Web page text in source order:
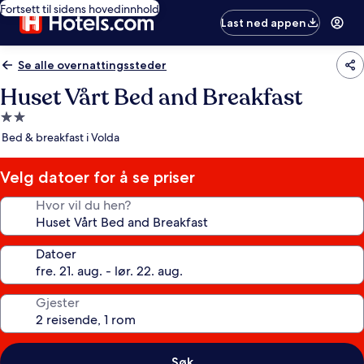
Fortsett til sidens hovedinnhold
Last ned appen
Se alle overnattingssteder
Huset Vårt Bed and Breakfast
Overnattingssted
med
stjerner
Bed & breakfast i Volda
Velg datoer for å se priser
Hvor vil du hen?
Datoer
Gjester